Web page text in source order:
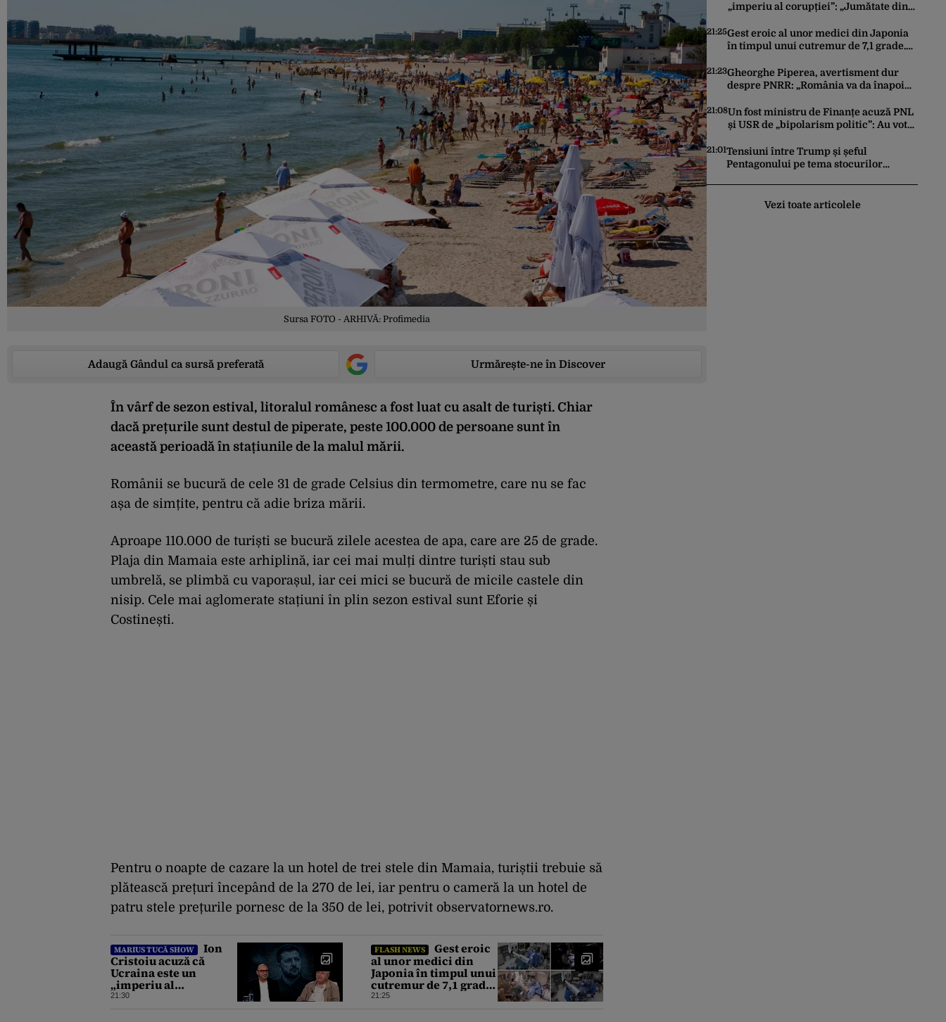
Sursa FOTO - ARHIVĂ: Profimedia
Adaugă Gândul ca sursă preferată Urmărește-ne în Discover
În vârf de sezon estival, litoralul românesc a fost luat cu asalt de turiști. Chiar
dacă prețurile sunt destul de piperate, peste 100.000 de persoane sunt în
această perioadă în stațiunile de la malul mării.
Românii se bucură de cele 31 de grade Celsius din termometre, care nu se fac
așa de simțite, pentru că adie briza mării.
Aproape 110.000 de turiști se bucură zilele acestea de apa, care are 25 de grade.
Plaja din Mamaia este arhiplină, iar cei mai mulți dintre turiști stau sub
umbrelă, se plimbă cu vaporașul, iar cei mici se bucură de micile castele din
nisip. Cele mai aglomerate stațiuni în plin sezon estival sunt Eforie și
Costinești.
Pentru o noapte de cazare la un hotel de trei stele din Mamaia, turiștii trebuie să
plătească prețuri începând de la 270 de lei, iar pentru o cameră la un hotel de
patru stele prețurile pornesc de la 350 de lei, potrivit observatornews.ro.
MARIUS TUCĂ SHOW
Ion
Cristoiu acuză că
Ucraina este un
„imperiu al
corupției”: „Jumătate
21:30
FLASH NEWS
Gest eroic
al unor medici din
Japonia în timpul unui
cutremur de 7,1 grade.
Au protejat pacientul
21:25
„imperiu al corupției”: „Jumătate din
21:25Gest eroic al unor medici din Japonia
în timpul unui cutremur de 7,1 grade.
operație cu propriile corpuri
21:23Gheorghe Piperea, avertisment dur
despre PNRR: „România va da înapoi
chiar dacă a închis centralele pe
cărbune”
21:08Un fost ministru de Finanțe acuză PNL
și USR de „bipolarism politic”: Au votat
21:01Tensiuni între Trump și șeful
Pentagonului pe tema stocurilor
Vezi toate articolele